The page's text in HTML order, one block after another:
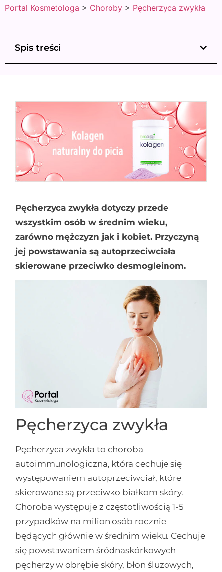
Portal Kosmetologa > Choroby > Pęcherzyca zwykła
Spis treści
Pęcherzyca zwykła dotyczy przede
wszystkim osób w średnim wieku,
zarówno mężczyzn jak i kobiet. Przyczyną
jej powstawania są autoprzeciwciała
skierowane przeciwko desmogleinom.
Pęcherzyca zwykła
Pęcherzyca zwykła to choroba
autoimmunologiczna, która cechuje się
występowaniem autoprzeciwciał, które
skierowane są przeciwko białkom skóry.
Choroba występuje z częstotliwością 1-5
przypadków na milion osób rocznie
będących głównie w średnim wieku. Cechuje
się powstawaniem śródnaskórkowych
pęcherzy w obrębie skóry, błon śluzowych,